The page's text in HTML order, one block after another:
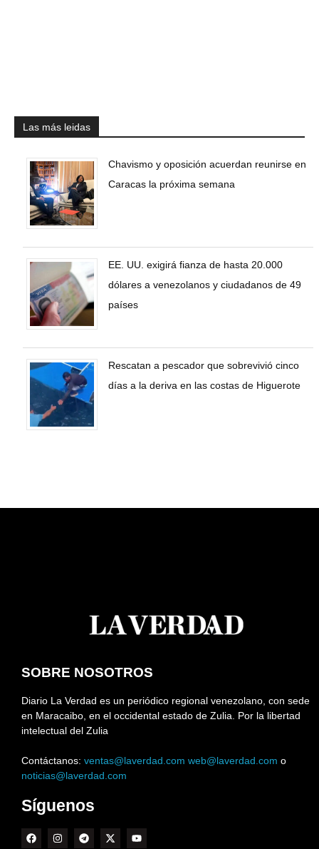
Las más leidas
Chavismo y oposición acuerdan reunirse en
Caracas la próxima semana
EE. UU. exigirá fianza de hasta 20.000
dólares a venezolanos y ciudadanos de 49
países
Rescatan a pescador que sobrevivió cinco
días a la deriva en las costas de Higuerote
SOBRE NOSOTROS
Diario La Verdad es un periódico regional venezolano, con sede
en Maracaibo, en el occidental estado de Zulia. Por la libertad
intelectual del Zulia
Contáctanos: ventas@laverdad.com web@laverdad.com o
noticias@laverdad.com
Síguenos